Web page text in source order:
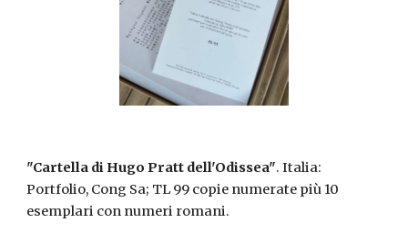
"Cartella di Hugo Pratt dell'Odissea". Italia:
Portfolio, Cong Sa; TL 99 copie numerate più 10
esemplari con numeri romani.